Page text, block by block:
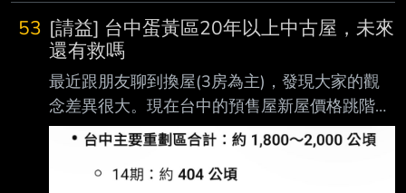
時：要加輪班 地點：高雄 現在31歲 考慮買房
沒女友 之後要考慮1個小孩 各位有什麼建議嗎？
--
53 [請益] 台中蛋黃區20年以上中古屋，未來
還有救嗎
最近跟朋友聊到換屋(3房為主)，發現大家的觀
念差異很大。現在台中的預售屋新屋價格跳階
後，水 湳、14期甚至機捷，動輒5-7字頭起跳，
甚至很多首購族為了總價，只能去買海線或烏日
蛋白區的小三房(室內25坪)。 但回頭看台中傳統